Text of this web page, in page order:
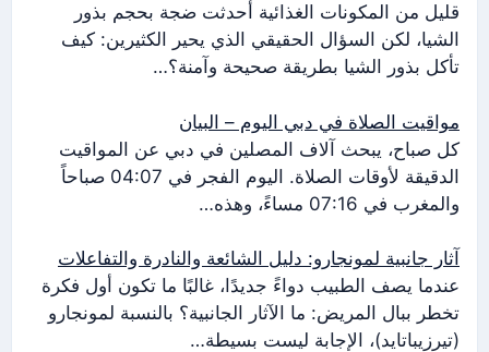
قليل من المكونات الغذائية أحدثت ضجة بحجم بذور
الشيا، لكن السؤال الحقيقي الذي يحير الكثيرين: كيف
تأكل بذور الشيا بطريقة صحيحة وآمنة؟…
مواقيت الصلاة في دبي اليوم – البيان
كل صباح، يبحث آلاف المصلين في دبي عن المواقيت
الدقيقة لأوقات الصلاة. اليوم الفجر في 04:07 صباحاً
والمغرب في 07:16 مساءً، وهذه…
آثار جانبية لمونجارو: دليل الشائعة والنادرة والتفاعلات
عندما يصف الطبيب دواءً جديدًا، غالبًا ما تكون أول فكرة
تخطر ببال المريض: ما الآثار الجانبية؟ بالنسبة لمونجارو
(تيرزيباتايد)، الإجابة ليست بسيطة…